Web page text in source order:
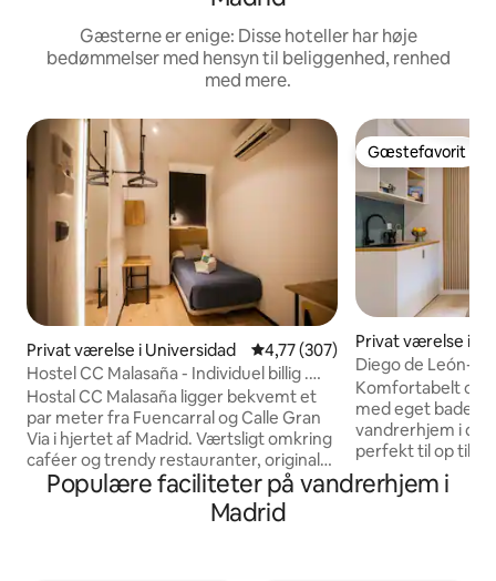
Gæsterne er enige: Disse hoteller har høje
bedømmelser med hensyn til beliggenhed, renhed
med mere.
Privat værelse i Universidad 4,77 ud af 5 i gennemsnitlig
4,77 (307)
Hostel CC Malasaña - Individuel billig .
Privat badeværelse - ikke-refunderbart
Hostal CC Malasaña ligger bekvemt et
par meter fra Fuencarral og Calle Gran
Via i hjertet af Madrid. Værtsligt omkring
caféer og trendy restauranter, originale
og kreative og andre virksomheder, der
sætter trends i det centrale Madrid,
hvilket gør dette nabolag til et af de
Gæstefavorit
Gæstefavorit
Privat værelse i
Diego de León-
Komfortabelt og
med eget
vandrerhjem i
perfekt til op til
en Murphy-
en sofa, og et
Populære faciliteter på vandrerhjem i
Madrid